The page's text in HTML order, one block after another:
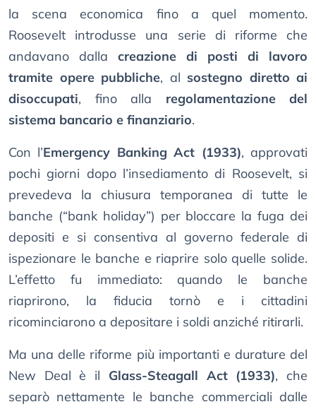
la scena economica fino a quel momento.
Roosevelt introdusse una serie di riforme che
andavano dalla creazione di posti di lavoro
tramite opere pubbliche, al sostegno diretto ai
disoccupati, fino alla regolamentazione del
sistema bancario e finanziario.
Con l’Emergency Banking Act (1933), approvati
pochi giorni dopo l’insediamento di Roosevelt, si
prevedeva la chiusura temporanea di tutte le
banche (“bank holiday”) per bloccare la fuga dei
depositi e si consentiva al governo federale di
ispezionare le banche e riaprire solo quelle solide.
L’effetto fu immediato: quando le banche
riaprirono, la fiducia tornò e i cittadini
ricominciarono a depositare i soldi anziché ritirarli.
Ma una delle riforme più importanti e durature del
New Deal è il Glass-Steagall Act (1933), che
separò nettamente le banche commerciali dalle